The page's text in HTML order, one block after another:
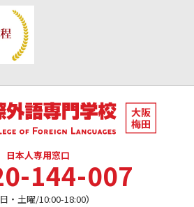
日本人専用窓口
144-007
日・土曜/10:00-18:00）